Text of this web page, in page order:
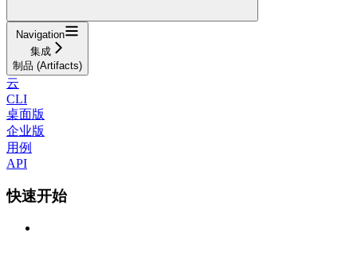
Navigation
集成
制品 (Artifacts)
云
CLI
桌面版
企业版
用例
API
快速开始